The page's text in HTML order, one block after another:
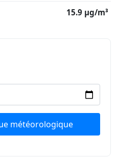
15.9 μg/m³
météorologique